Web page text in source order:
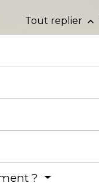
Tout replier keyboard_arrow_up
?